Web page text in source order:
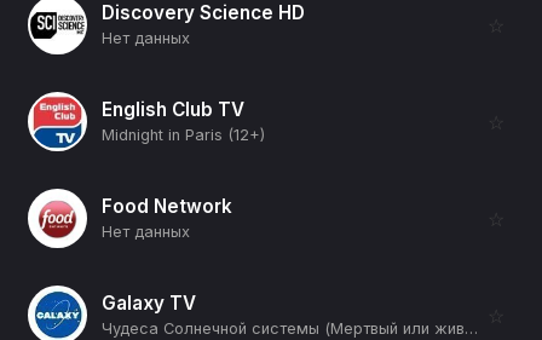
Discovery Science HD
Нет данных
☆
English Club TV
Midnight in Paris (12+)
☆
Food Network
Нет данных
☆
Galaxy TV
Чудеса Солнечной системы (Мертвый или живой) (12+)
☆